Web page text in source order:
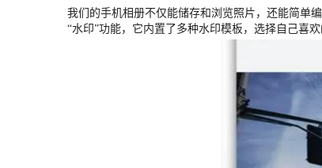
我们的手机相册不仅能储存和浏览照片，还能简单
“水印”功能，它内置了多种水印模板，选择自己喜